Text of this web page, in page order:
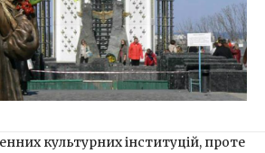
культурних інституцій, проте